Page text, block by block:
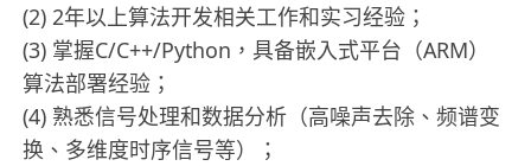
(2) 2年以上算法开发相关工作和实习经验；
(3) 掌握C/C++/Python，具备嵌入式平台（ARM）
算法部署经验；
(4) 熟悉信号处理和数据分析（高噪声去除、频谱变
换、多维度时序信号等）；